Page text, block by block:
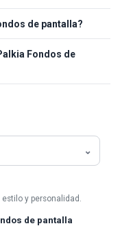
de pantalla?
Fondos de
y personalidad.
de pantalla